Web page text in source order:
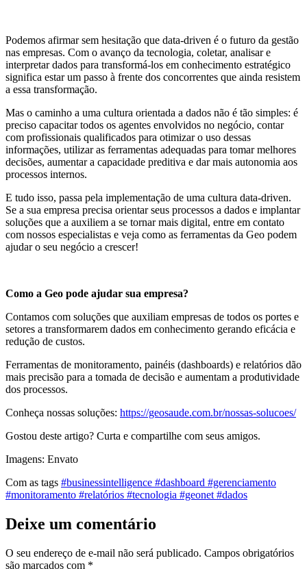
Podemos afirmar sem hesitação que data-driven é o futuro da gestão
nas empresas. Com o avanço da tecnologia, coletar, analisar e
interpretar dados para transformá-los em conhecimento estratégico
significa estar um passo à frente dos concorrentes que ainda resistem
a essa transformação.
Mas o caminho a uma cultura orientada a dados não é tão simples: é
preciso capacitar todos os agentes envolvidos no negócio, contar
com profissionais qualificados para otimizar o uso dessas
informações, utilizar as ferramentas adequadas para tomar melhores
decisões, aumentar a capacidade preditiva e dar mais autonomia aos
processos internos.
E tudo isso, passa pela implementação de uma cultura data-driven.
Se a sua empresa precisa orientar seus processos a dados e implantar
soluções que a auxiliem a se tornar mais digital, entre em contato
com nossos especialistas e veja como as ferramentas da Geo podem
ajudar o seu negócio a crescer!
Como a Geo pode ajudar sua empresa?
Contamos com soluções que auxiliam empresas de todos os portes e
setores a transformarem dados em conhecimento gerando eficácia e
redução de custos.
Ferramentas de monitoramento, painéis (dashboards) e relatórios dão
mais precisão para a tomada de decisão e aumentam a produtividade
dos processos.
Conheça nossas soluções: https://geosaude.com.br/nossas-solucoes/
Gostou deste artigo? Curta e compartilhe com seus amigos.
Imagens: Envato
Com as tags #businessintelligence #dashboard #gerenciamento
#monitoramento #relatórios #tecnologia #geonet #dados
Deixe um comentário
O seu endereço de e-mail não será publicado. Campos obrigatórios
são marcados com *